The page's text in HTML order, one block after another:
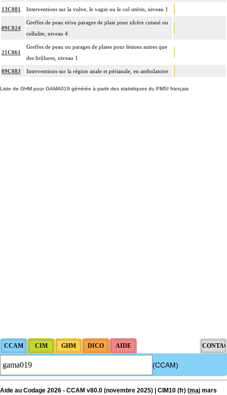
13C081 Interventions sur la vulve, le vagin ou le col utérin, niveau 1
09C024
Greffes de peau et/ou parages de plaie pour ulcère cutané ou
cellulite, niveau 4
21C061
Greffes de peau ou parages de plaies pour lésions autres que
des brûlures, niveau 1
09C08J Interventions sur la région anale et périanale, en ambulatoire
Liste de GHM pour GAMA019 générée à partir des statistiques du PMSI français
(CCAM)
Aide au Codage 2026 - CCAM v80.0 (novembre 2025) | CIM10 (fr) (maj mars